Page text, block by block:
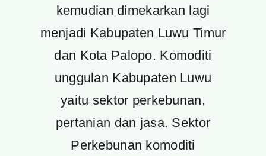
kemudian dimekarkan lagi
menjadi Kabupaten Luwu Timur
dan Kota Palopo. Komoditi
unggulan Kabupaten Luwu
yaitu sektor perkebunan,
pertanian dan jasa. Sektor
Perkebunan komoditi